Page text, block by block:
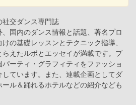
社交ダンス専門誌
、国内のダンス情報と話題、著名プロ
の基礎レッスンとテクニック指導、
えたルポとエッセイが満載です。プ
ーティ・グラフィティをファッショ
ています。また、連載企画としてダ
ル＆踊れるホテルなどの紹介なども